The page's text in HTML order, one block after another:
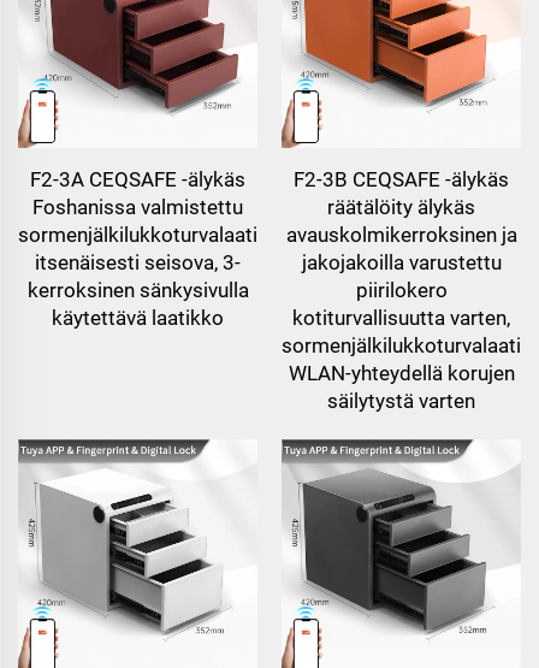
F2-3A CEQSAFE -älykäs
Foshanissa valmistettu
sormenjälkilukkoturvalaatikko,
itsenäisesti seisova, 3-
kerroksinen sänkysivulla
käytettävä laatikko
F2-3B CEQSAFE -älykäs
räätälöity älykäs
avauskolmikerroksinen ja
jakojakoilla varustettu
piirilokero
kotiturvallisuutta varten,
WLAN-yhteydellä korujen
säilytystä varten